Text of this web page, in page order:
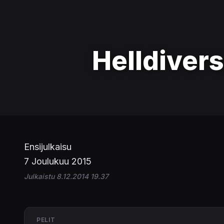
Helldivers
Ensijulkaisu
7 Joulukuu 2015
Julkaistu 8.12.2014 19.37
PELIT